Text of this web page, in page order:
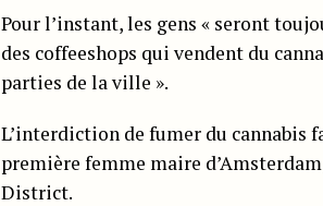
Pour l’instant, les gens « seront
des coffeeshops qui vendent du
parties de la ville ».
L’interdiction de fumer du cannabis
première femme maire
District.